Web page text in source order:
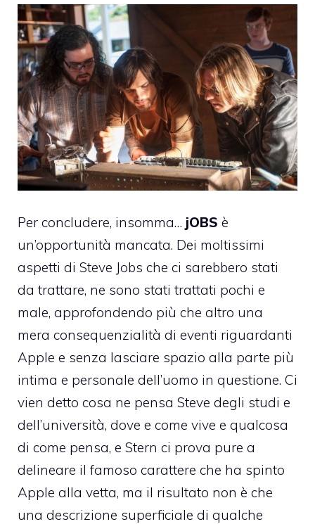
Per concludere, insomma… jOBS è
un’opportunità mancata. Dei moltissimi
aspetti di Steve Jobs che ci sarebbero stati
da trattare, ne sono stati trattati pochi e
male, approfondendo più che altro una
mera consequenzialità di eventi riguardanti
Apple e senza lasciare spazio alla parte più
intima e personale dell’uomo in questione. Ci
vien detto cosa ne pensa Steve degli studi e
dell’università, dove e come vive e qualcosa
di come pensa, e Stern ci prova pure a
delineare il famoso carattere che ha spinto
Apple alla vetta, ma il risultato non è che
una descrizione superficiale di qualche